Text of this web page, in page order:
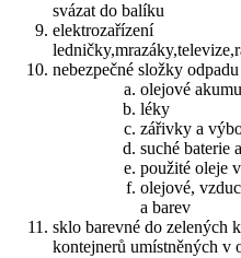
svázat do balíku
elektrozařízení
nebezpečné složky odpadu
olejové
léky
zářivky a
suché baterie
použité oleje
olejové,
a barev
sklo barevné do zelených
kontejnerů umístněných v